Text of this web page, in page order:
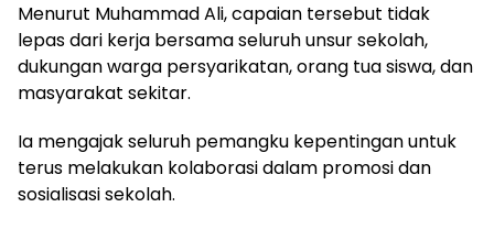
Menurut Muhammad Ali, capaian tersebut tidak
lepas dari kerja bersama seluruh unsur sekolah,
dukungan warga persyarikatan, orang tua siswa, dan
masyarakat sekitar.
Ia mengajak seluruh pemangku kepentingan untuk
terus melakukan kolaborasi dalam promosi dan
sosialisasi sekolah.